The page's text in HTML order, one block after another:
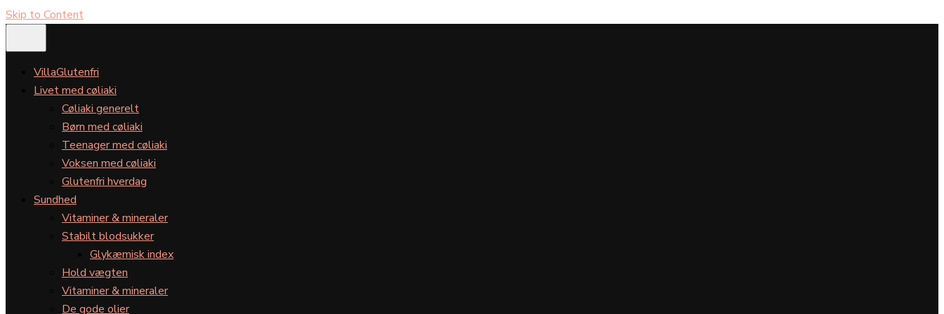
Skip to Content
VillaGlutenfri
Livet med cøliaki
Cøliaki generelt
Børn med cøliaki
Teenager med cøliaki
Voksen med cøliaki
Glutenfri hverdag
Sundhed
Vitaminer & mineraler
Stabilt blodsukker
Glykæmisk index
Hold vægten
Vitaminer & mineraler
De gode olier